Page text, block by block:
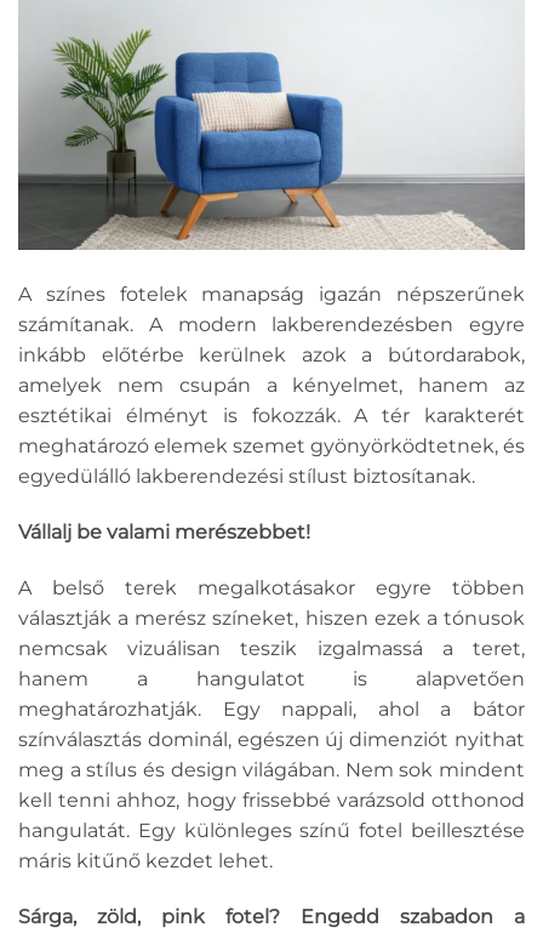
A színes fotelek manapság igazán népszerűnek
számítanak. A modern lakberendezésben egyre
inkább előtérbe kerülnek azok a bútordarabok,
amelyek nem csupán a kényelmet, hanem az
esztétikai élményt is fokozzák. A tér karakterét
meghatározó elemek szemet gyönyörködtetnek, és
egyedülálló lakberendezési stílust biztosítanak.
Vállalj be valami merészebbet!
A belső terek megalkotásakor egyre többen
választják a merész színeket, hiszen ezek a tónusok
nemcsak vizuálisan teszik izgalmassá a teret,
hanem a hangulatot is alapvetően
meghatározhatják. Egy nappali, ahol a bátor
színválasztás dominál, egészen új dimenziót nyithat
meg a stílus és design világában. Nem sok mindent
kell tenni ahhoz, hogy frissebbé varázsold otthonod
hangulatát. Egy különleges színű fotel beillesztése
máris kitűnő kezdet lehet.
Sárga, zöld, pink fotel? Engedd szabadon a